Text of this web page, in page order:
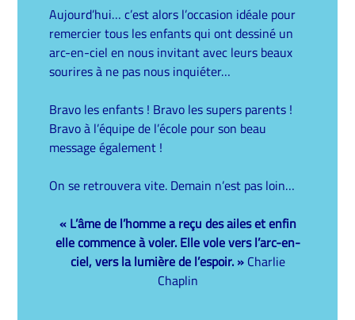
Aujourd’hui… c’est alors l’occasion idéale pour
remercier tous les enfants qui ont dessiné un
arc-en-ciel en nous invitant avec leurs beaux
sourires à ne pas nous inquiéter…
Bravo les enfants ! Bravo les supers parents !
Bravo à l’équipe de l’école pour son beau
message également !
On se retrouvera vite. Demain n’est pas loin…
« L’âme de l’homme a reçu des ailes et enfin
elle commence à voler. Elle vole vers l’arc-en-
ciel, vers la lumière de l’espoir. » Charlie
Chaplin